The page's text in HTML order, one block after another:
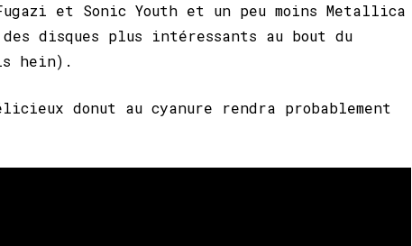
et Sonic Youth et un peu moins Metallica
disques plus intéressants au bout du
hein).
donut au cyanure rendra probablement